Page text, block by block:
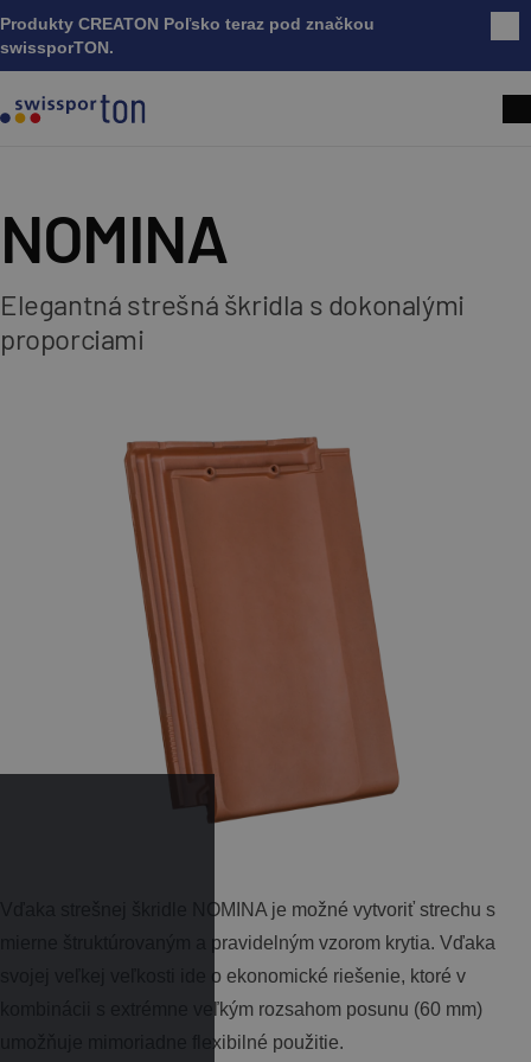
Produkty CREATON Poľsko teraz pod značkou
swissporTON.
NOMINA
Elegantná strešná škridla s dokonalými
proporciami
Vďaka strešnej škridle NOMINA je možné vytvoriť strechu s
mierne štruktúrovaným a pravidelným vzorom krytia. Vďaka
svojej veľkej veľkosti ide o ekonomické riešenie, ktoré v
kombinácii s extrémne veľkým rozsahom posunu (60 mm)
umožňuje mimoriadne flexibilné použitie.